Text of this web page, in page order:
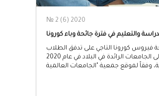
№ 2 (6) 2020
والتعليم في فترة جائحة وباء كورونا
فيروس كورونا التاجي على تدفق الطلاب
الأجانب إلى الجامعات الرائدة في البلاد في عام 2020